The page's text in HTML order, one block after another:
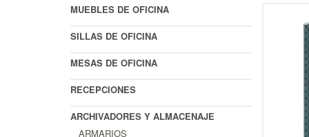
MUEBLES DE OFICINA
SILLAS DE OFICINA
MESAS DE OFICINA
RECEPCIONES
ARCHIVADORES Y ALMACENAJE
ARMARIOS